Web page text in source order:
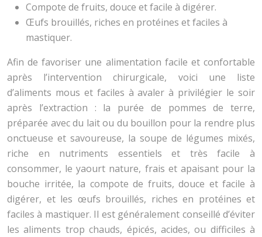
Compote de fruits, douce et facile à digérer.
Œufs brouillés, riches en protéines et faciles à
mastiquer.
Afin de favoriser une alimentation facile et confortable
après l’intervention chirurgicale, voici une liste
d’aliments mous et faciles à avaler à privilégier le soir
après l’extraction : la purée de pommes de terre,
préparée avec du lait ou du bouillon pour la rendre plus
onctueuse et savoureuse, la soupe de légumes mixés,
riche en nutriments essentiels et très facile à
consommer, le yaourt nature, frais et apaisant pour la
bouche irritée, la compote de fruits, douce et facile à
digérer, et les œufs brouillés, riches en protéines et
faciles à mastiquer. Il est généralement conseillé d’éviter
les aliments trop chauds, épicés, acides, ou difficiles à